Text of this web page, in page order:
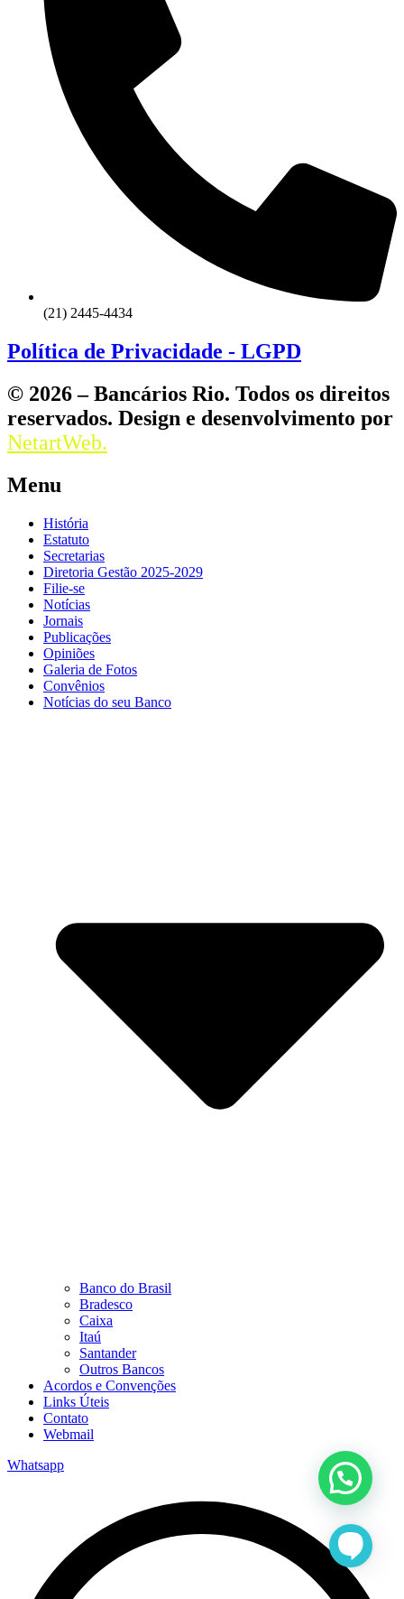
(21) 2445-4434
Política de Privacidade - LGPD
© 2026 – Bancários Rio. Todos os direitos
reservados. Design e desenvolvimento por
NetartWeb.
Menu
História
Estatuto
Secretarias
Diretoria Gestão 2025-2029
Filie-se
Notícias
Jornais
Publicações
Opiniões
Galeria de Fotos
Convênios
Notícias do seu Banco
Banco do Brasil
Bradesco
Caixa
Itaú
Santander
Outros Bancos
Acordos e Convenções
Links Úteis
Contato
Webmail
Whatsapp